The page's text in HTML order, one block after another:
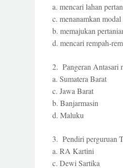
a. mencari lahan
c. menanamkan modal
b. memajukan
d. mencari rempah-
2. Pangeran Antasari
a. Sumatera Barat
c. Jawa Barat
b. Banjarmasin
d. Maluku
3. Pendiri perguruan
a. RA Kartini
c. Dewi Sartika